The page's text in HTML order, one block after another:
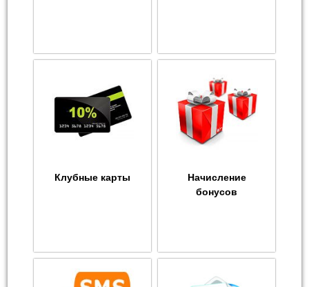
Клубные карты
Начисление
бонусов